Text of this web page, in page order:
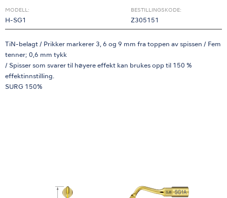
MODELL:
H-SG1
BESTILLINGSKODE:
Z305151
TiN-belagt / Prikker markerer 3, 6 og 9 mm fra toppen av spissen / Fem
tenner; 0,6 mm tykk
/ Spisser som svarer til høyere effekt kan brukes opp til 150 %
effektinnstilling.
SURG 150%